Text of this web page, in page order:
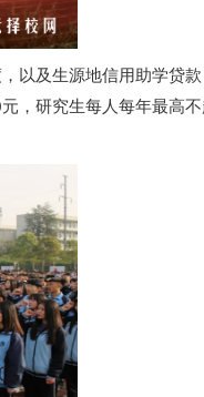
以及生源地信用助学贷
，研究生每人每年最高不